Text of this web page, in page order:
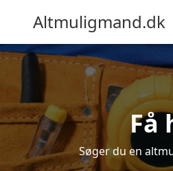
Altmuligmand.dk
Få
Søger du en